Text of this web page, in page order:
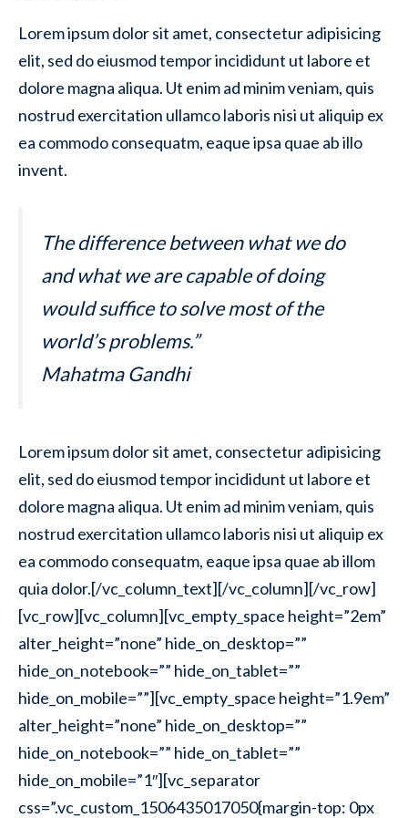
Lorem ipsum dolor sit amet, consectetur adipisicing
elit, sed do eiusmod tempor incididunt ut labore et
dolore magna aliqua. Ut enim ad minim veniam, quis
nostrud exercitation ullamco laboris nisi ut aliquip ex
ea commodo consequatm, eaque ipsa quae ab illo
invent.
The difference between what we do
and what we are capable of doing
would suffice to solve most of the
world’s problems.”
Mahatma Gandhi
Lorem ipsum dolor sit amet, consectetur adipisicing
elit, sed do eiusmod tempor incididunt ut labore et
dolore magna aliqua. Ut enim ad minim veniam, quis
nostrud exercitation ullamco laboris nisi ut aliquip ex
ea commodo consequatm, eaque ipsa quae ab illom
quia dolor.[/vc_column_text][/vc_column][/vc_row]
[vc_row][vc_column][vc_empty_space height=”2em”
alter_height=”none” hide_on_desktop=””
hide_on_notebook=”” hide_on_tablet=””
hide_on_mobile=””][vc_empty_space height=”1.9em”
alter_height=”none” hide_on_desktop=””
hide_on_notebook=”” hide_on_tablet=””
hide_on_mobile=”1″][vc_separator
css=”.vc_custom_1506435017050{margin-top: 0px